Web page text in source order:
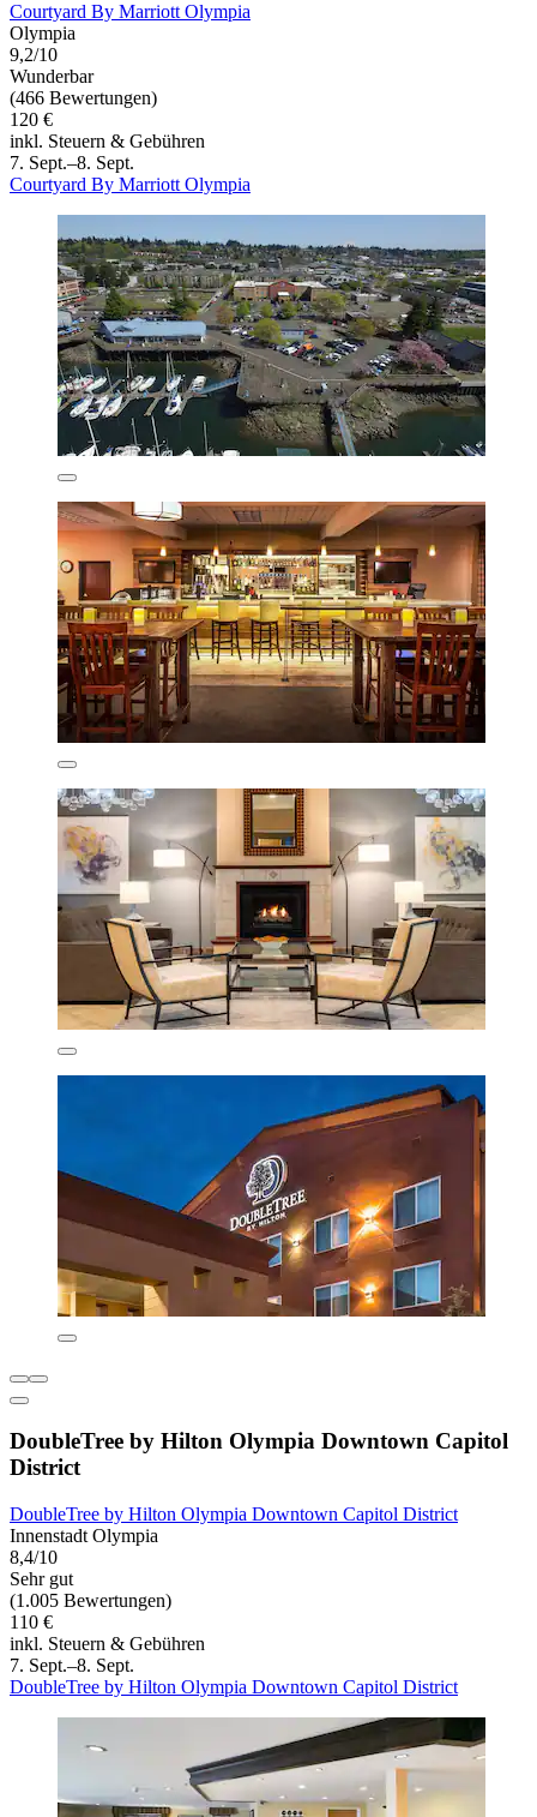
Courtyard By Marriott Olympia
Olympia
9,2/10
Wunderbar
(466 Bewertungen)
120 €
inkl. Steuern & Gebühren
7. Sept.–8. Sept.
Courtyard By Marriott Olympia
DoubleTree by Hilton Olympia Downtown Capitol
District
DoubleTree by Hilton Olympia Downtown Capitol District
Innenstadt Olympia
8,4/10
Sehr gut
(1.005 Bewertungen)
110 €
inkl. Steuern & Gebühren
7. Sept.–8. Sept.
DoubleTree by Hilton Olympia Downtown Capitol District